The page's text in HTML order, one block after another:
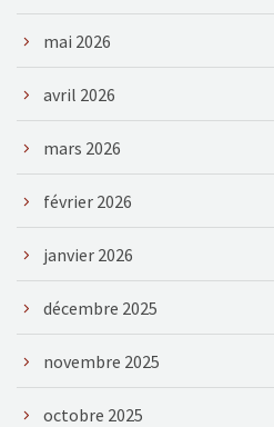
mai 2026
avril 2026
mars 2026
février 2026
janvier 2026
décembre 2025
novembre 2025
octobre 2025